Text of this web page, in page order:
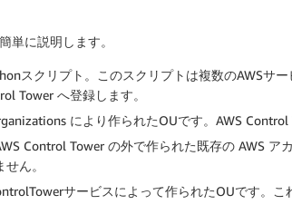
単に説明します。
スクリプト。このスクリプトは複数のAWSサ
Tower へ登録します。
により作られたOUです。AWS Control
Control Tower の外で作られた既存の AWS ア
ん。
サービスによって作られたOUです。